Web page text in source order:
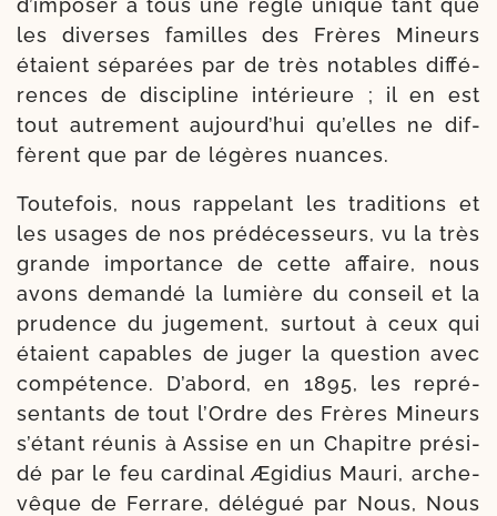
d’im­po­ser à tous une règle unique tant que
les diverses familles des Frères Mineurs
étaient sépa­rées par de très notables dif­fé­
rences de dis­ci­pline inté­rieure ; il en est
tout autre­ment aujourd’­hui qu’elles ne dif­
fèrent que par de légères nuances.
Toutefois, nous rap­pe­lant les tra­di­tions et
les usages de nos pré­décesseurs, vu la très
grande impor­tance de cette affaire, nous
avons deman­dé la lumière du conseil et la
pru­dence du juge­ment, sur­tout à ceux qui
étaient capables de juger la ques­tion avec
com­pé­tence. D’abord, en 1895, les repré­
sen­tants de tout l’Ordre des Frères Mineurs
s’étant réunis à Assise en un Chapitre pré­si­
dé par le feu car­dinal Ægidius Mauri, arche­
vêque de Ferrare, délé­gué par Nous, Nous